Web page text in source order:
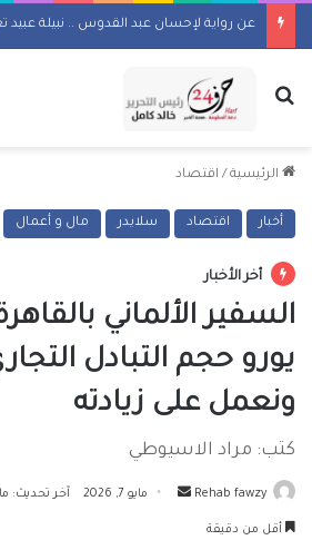
بحث عن
الرئيسية / اقتصاد
أخبار اقتصاد سلايدر مال و أعمال
أخر الأخبار
يورو حجم التبادل
ونعمل على زيادته
كتب: مراد الاسيوطي
Rehab fawzy
أرسل مايو 7, 2026 آخر تحديث: مايو 7,
أقل من دقيقة